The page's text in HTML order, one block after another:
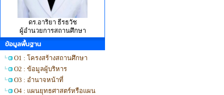
ดร.อาริยา ธีรธวัช
ผู้อำนวยการสถานศึกษา
ข้อมูลพื้นฐาน
O1 : โครงสร้างสถานศึกษา
O2 : ข้อมูลผู้บริหาร
O3 : อำนาจหน้าที่
O4 : แผนยุทธศาสตร์หรือแผน